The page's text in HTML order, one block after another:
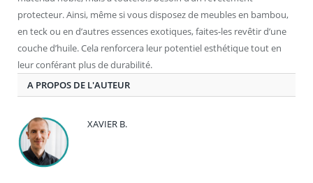
protecteur. Ainsi, même si vous disposez de meubles en bambou,
en teck ou en d’autres essences exotiques, faites-les revêtir d’une
couche d’huile. Cela renforcera leur potentiel esthétique tout en
leur conférant plus de durabilité.
A PROPOS DE L'AUTEUR
XAVIER B.